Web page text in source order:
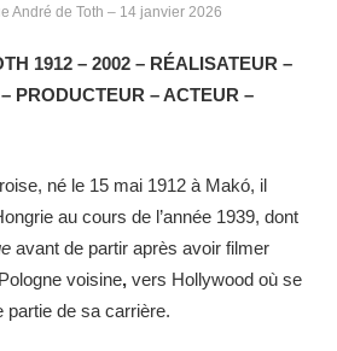
André de Toth – 14 janvier 2026
1912 – 2002 – RÉALISATEUR –
PRODUCTEUR – ACTEUR –
né le 15 mai 1912 à Makó, il
au cours de l’année 1939, dont
avant de partir après avoir filmer
voisine, vers Hollywood où se
partie de sa carrière.